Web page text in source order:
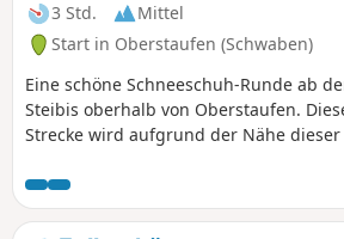
3 Std.
Mittel
Start in Oberstaufen (Schwaben)
Eine schöne Schneeschuh-Runde ab
Steibis oberhalb von Oberstaufen.
Strecke wird aufgrund der Nähe
Österreichs häufig genutzt.